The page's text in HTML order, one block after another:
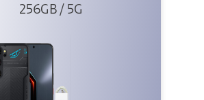
Negro + GPAD +
256GB / 5G